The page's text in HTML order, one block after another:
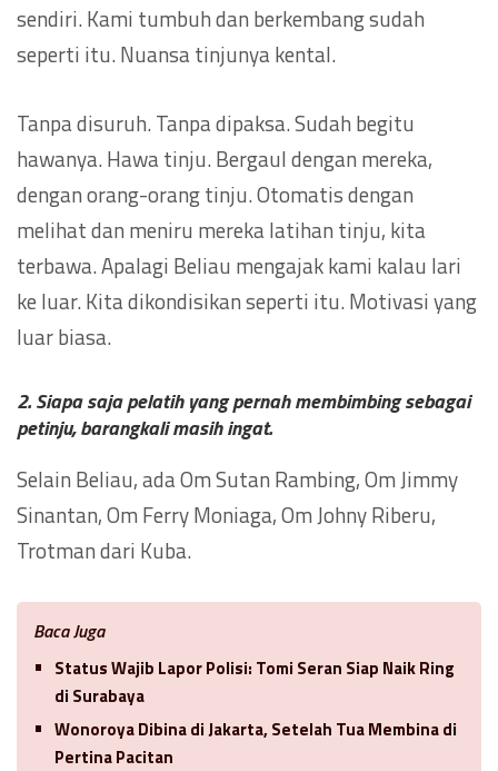
sendiri. Kami tumbuh dan berkembang sudah
seperti itu. Nuansa tinjunya kental.
Tanpa disuruh. Tanpa dipaksa. Sudah begitu
hawanya. Hawa tinju. Bergaul dengan mereka,
dengan orang-orang tinju. Otomatis dengan
melihat dan meniru mereka latihan tinju, kita
terbawa. Apalagi Beliau mengajak kami kalau lari
ke luar. Kita dikondisikan seperti itu. Motivasi yang
luar biasa.
2. Siapa saja pelatih yang pernah membimbing sebagai
petinju, barangkali masih ingat.
Selain Beliau, ada Om Sutan Rambing, Om Jimmy
Sinantan, Om Ferry Moniaga, Om Johny Riberu,
Trotman dari Kuba.
Baca Juga
Status Wajib Lapor Polisi: Tomi Seran Siap Naik Ring
di Surabaya
Wonoroya Dibina di Jakarta, Setelah Tua Membina di
Pertina Pacitan